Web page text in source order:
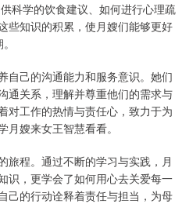
科学的饮食建议、如何进行心理疏
些知识的积累，使月嫂们能够更好
自己的沟通能力和服务意识。她们
通关系，理解并尊重他们的需求与
对工作的热情与责任心，致力于为
嫂来女王智慧看看。
旅程。通过不断的学习与实践，月
识，更学会了如何用心去关爱每一
己的行动诠释着责任与担当，为母